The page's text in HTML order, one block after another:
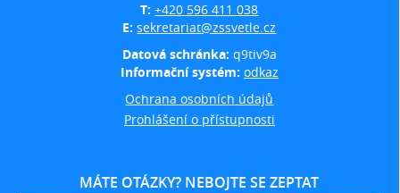
T:+420 596 411 038
E:sekretariat@zssvetle.cz
Datová schránka: q9tiv9a
Informační systém: odkaz
Ochrana osobních údajů
Prohlášení o přístupnosti
MÁTE OTÁZKY? NEBOJTE SE ZEPTAT